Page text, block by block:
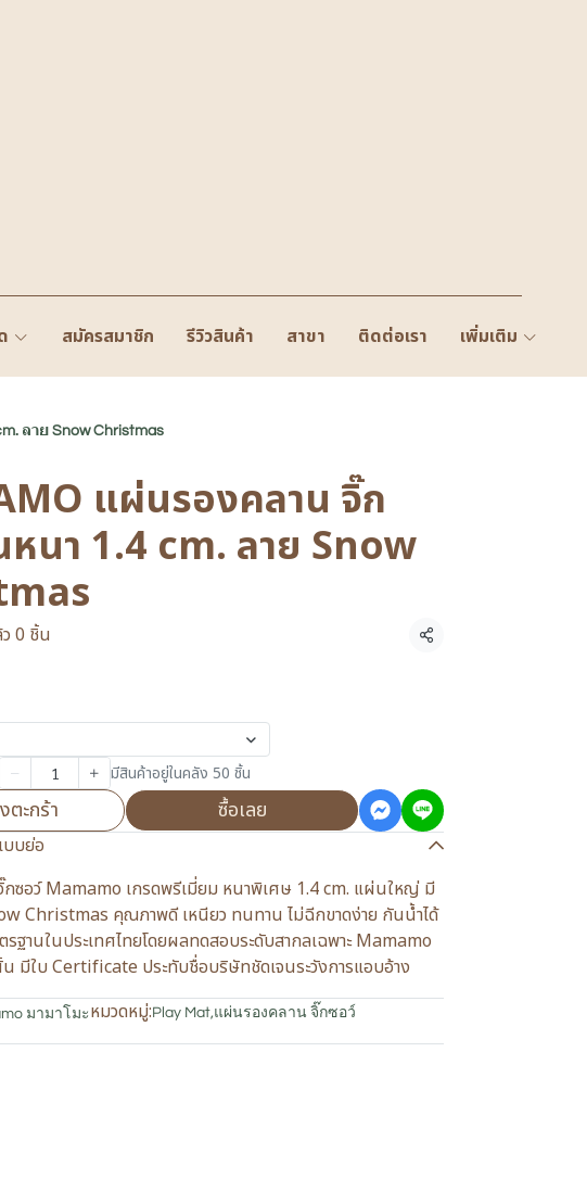
สมัครสมาชิก รีวิวสินค้า สาขา ติดต่อเรา เพิ่มเติม
ลาย Snow Christmas
แผ่นรองคลาน จิ๊ก
หนา 1.4 cm. ลาย Snow
0 ชิ้น แชร์
มีสินค้าอยู่ในคลัง 50 ชิ้น
ตะกร้า ซื้อเลย
บบย่อ
ซอว์ Mamamo เกรดพรีเมี่ยม หนาพิเศษ 1.4 cm. แผ่นใหญ่ มี
Christmas คุณภาพดี เหนียว ทนทาน ไม่ฉีกขาดง่าย กันน้ำได้
รฐานในประเทศไทยโดยผลทดสอบระดับสากลเฉพาะ Mamamo
มีใบ Certificate ประทับชื่อบริษัทชัดเจนระวังการแอบอ้าง
มามาโมะหมวดหมู่: Play Mat,แผ่นรองคลาน จิ๊กซอว์